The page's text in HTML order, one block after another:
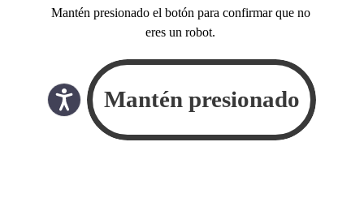
Mantén presionado el botón para confirmar que no
eres un robot.